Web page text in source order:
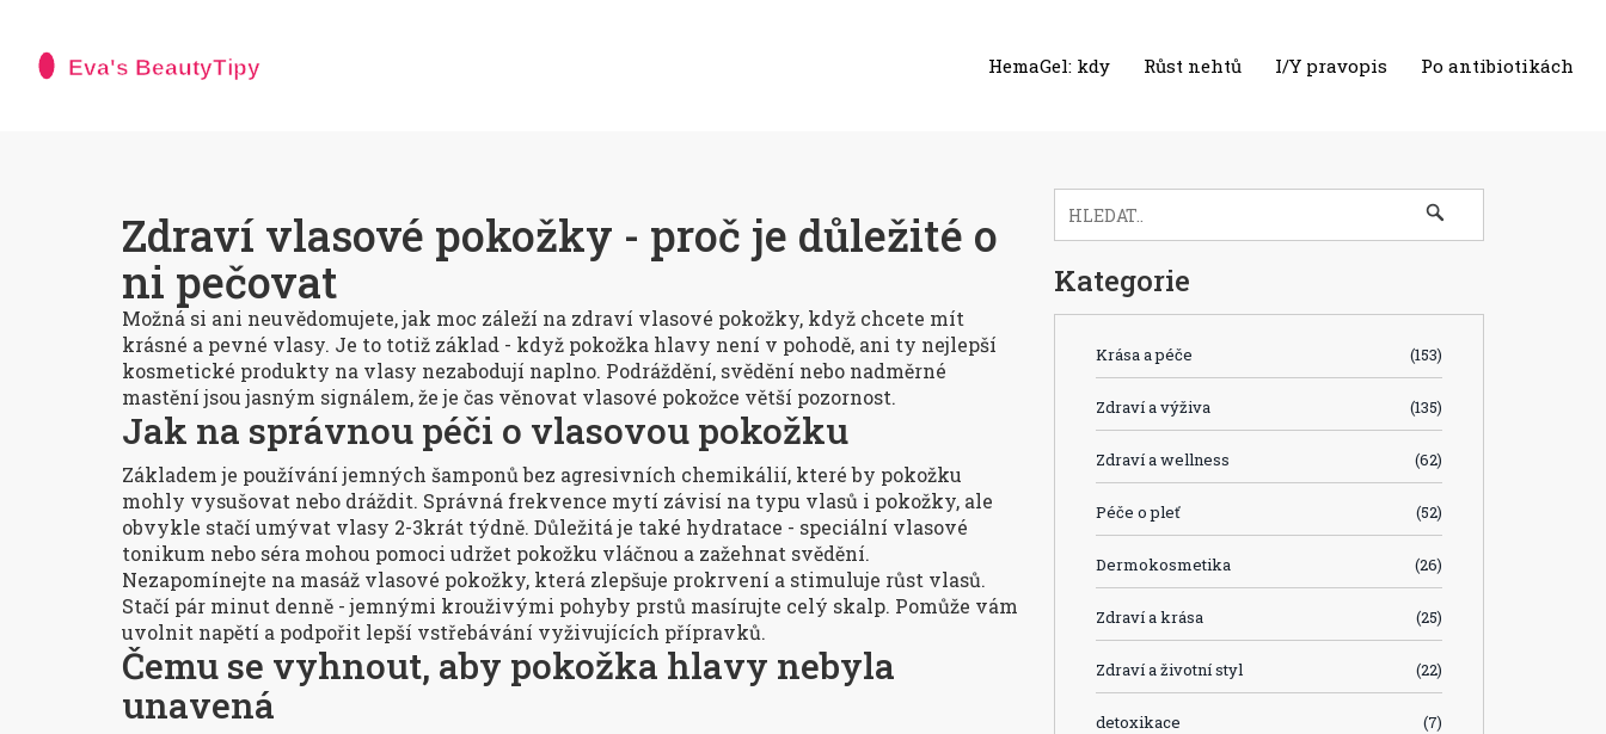
HemaGel: kdy Růst nehtů I/Y pravopis Po antibiotikách
Zdraví vlasové pokožky - proč je důležité o
ni pečovat
Možná si ani neuvědomujete, jak moc záleží na zdraví vlasové pokožky, když chcete mít
krásné a pevné vlasy. Je to totiž základ - když pokožka hlavy není v pohodě, ani ty nejlepší
kosmetické produkty na vlasy nezabodují naplno. Podráždění, svědění nebo nadměrné
mastění jsou jasným signálem, že je čas věnovat vlasové pokožce větší pozornost.
Jak na správnou péči o vlasovou pokožku
Základem je používání jemných šamponů bez agresivních chemikálií, které by pokožku
mohly vysušovat nebo dráždit. Správná frekvence mytí závisí na typu vlasů i pokožky, ale
obvykle stačí umývat vlasy 2-3krát týdně. Důležitá je také hydratace - speciální vlasové
tonikum nebo séra mohou pomoci udržet pokožku vláčnou a zažehnat svědění.
Nezapomínejte na masáž vlasové pokožky, která zlepšuje prokrvení a stimuluje růst vlasů.
Stačí pár minut denně - jemnými krouživými pohyby prstů masírujte celý skalp. Pomůže vám
uvolnit napětí a podpořit lepší vstřebávání vyživujících přípravků.
Čemu se vyhnout, aby pokožka hlavy nebyla
unavená
Kategorie
Krása a péče (153)
Zdraví a výživa (135)
Zdraví a wellness (62)
Péče o pleť (52)
Dermokosmetika (26)
Zdraví a krása (25)
Zdraví a životní styl (22)
detoxikace (7)